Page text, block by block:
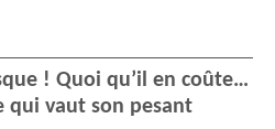
! Quoi qu’il en coûte…
qui vaut son pesant